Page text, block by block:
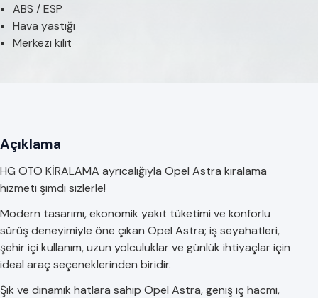
ABS / ESP
Hava yastığı
Merkezi kilit
Açıklama
HG OTO KİRALAMA ayrıcalığıyla Opel Astra kiralama
hizmeti şimdi sizlerle!
Modern tasarımı, ekonomik yakıt tüketimi ve konforlu
sürüş deneyimiyle öne çıkan Opel Astra; iş seyahatleri,
şehir içi kullanım, uzun yolculuklar ve günlük ihtiyaçlar için
ideal araç seçeneklerinden biridir.
Şık ve dinamik hatlara sahip Opel Astra, geniş iç hacmi,